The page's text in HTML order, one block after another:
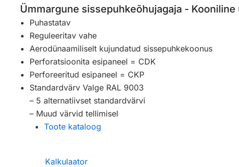
Ümmargune sissepuhkeõhujagaja - Kooniline
Puhastatav
Reguleeritav vahe
Aerodünaamiliselt kujundatud sissepuhkekoonus
Perforatsioonita esipaneel = CDK
Perforeeritud esipaneel = CKP
Standardvärv Valge RAL 9003
– 5 alternatiivset standardvärvi
– Muud värvid tellimisel
Toote kataloog
Kalkulaator